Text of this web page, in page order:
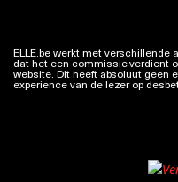
ELLE.be werkt met verschillende
dat het een commissie verdient
website. Dit heeft absoluut geen
experience van de lezer op